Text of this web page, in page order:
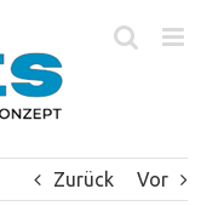
Zurück Vor